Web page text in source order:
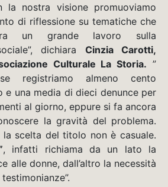
la nostra visione promuoviamo
di riflessione su tematiche che
un grande lavoro sulla
dichiara Cinzia Carotti,
Culturale La Storia. ”
registriamo almeno cento
e una media di dieci denunce per
al giorno, eppure si fa ancora
la gravità del problema.
scelta del titolo non è casuale.
, infatti richiama da un lato la
alle donne, dall’altro la necessità